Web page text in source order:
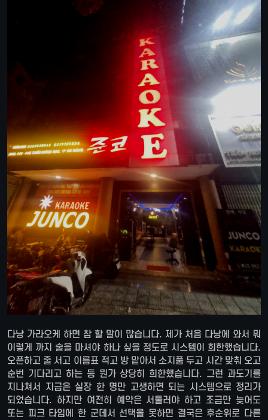
다낭 가라오케 하면 참 할 말이 많습니다. 제가 처음 다낭에 와서 뭐
이렇게 까지 술을 마셔야 하나 싶을 정도로 시스템이 희한했습니다.
오픈하고 줄 서고 이름표 적고 방 맡아서 소지품 두고 시간 맞춰 오고
순번 기다리고 하는 등 뭔가 상당히 희한했습니다. 그런 과도기를
지나쳐서 지금은 실장 한 명만 고생하면 되는 시스템으로 정리가
되었습니다. 하지만 여전히 예약은 서둘러야 하고 조금만 늦어도
또는 피크 타임에 한 군데서 선택을 못하면 결국은 후순위로 다른